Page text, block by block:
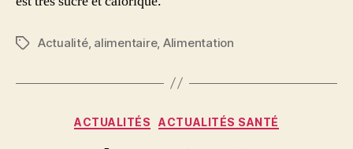
Étiquettes
Actualité, alimentaire, Alimentation
Catégories
ACTUALITÉS ACTUALITÉS SANTÉ